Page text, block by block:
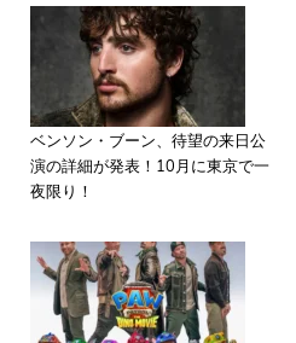
ベンソン・ブーン、待望の来日公
演の詳細が発表！10月に東京で一
夜限り！